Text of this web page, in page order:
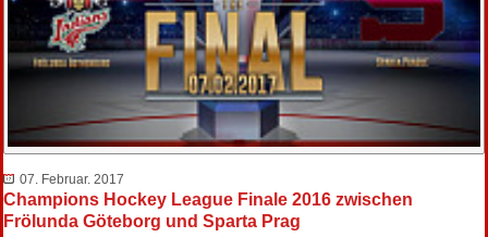
07. Februar. 2017
Champions Hockey League Finale 2016 zwischen
Frölunda Göteborg und Sparta Prag